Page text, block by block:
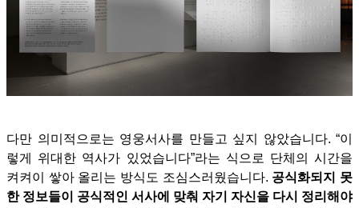
다만 의미적으로는 영웅서사를 만들고 싶지 않았습니다. “이
렇게 위대한 역사가 있었습니다”라는 식으로 단체의 시간을
켜켜이 쌓아 올리는 방식도 조심스러웠습니다. 공식화되지 못
한 정보들이 공식적인 서사에 맞춰 자기 자신을 다시 정리해야